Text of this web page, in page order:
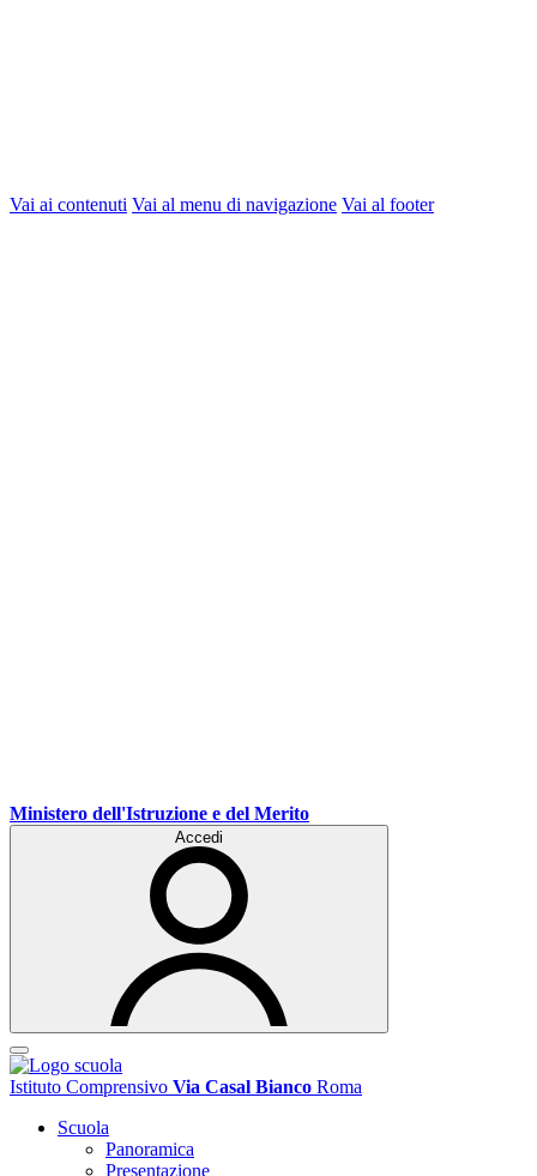
Vai ai contenuti Vai al menu di navigazione Vai al footer
Ministero dell'Istruzione e del Merito
Accedi
Istituto Comprensivo Via Casal Bianco Roma
Scuola
Panoramica
Presentazione